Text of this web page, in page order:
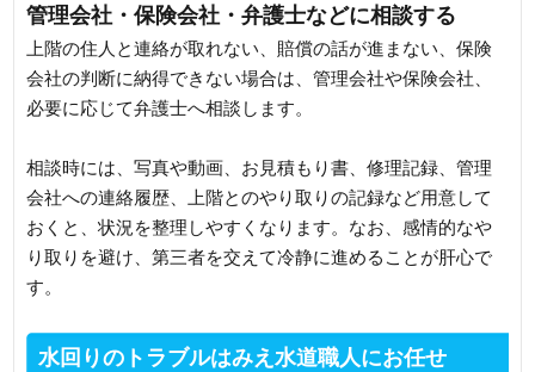
管理会社・保険会社・弁護士などに相談する
上階の住人と連絡が取れない、賠償の話が進まない、保険
会社の判断に納得できない場合は、管理会社や保険会社、
必要に応じて弁護士へ相談します。
相談時には、写真や動画、お見積もり書、修理記録、管理
会社への連絡履歴、上階とのやり取りの記録など用意して
おくと、状況を整理しやすくなります。なお、感情的なや
り取りを避け、第三者を交えて冷静に進めることが肝心で
す。
水回りのトラブルはみえ水道職人にお任せ